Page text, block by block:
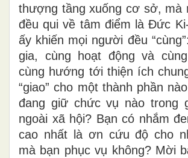
thượng tầng xuống cơ sở, mà
đều qui về tâm điểm là Đức
ấy khiến mọi người đều
gia, cùng hoạt động và
cùng hướng tới thiện ích
“giao” cho một thành phần
đang giữ chức vụ nào trong
ngoài xã hội? Bạn có nhắm
cao nhất là ơn cứu độ cho
mà bạn phục vụ không? Mời